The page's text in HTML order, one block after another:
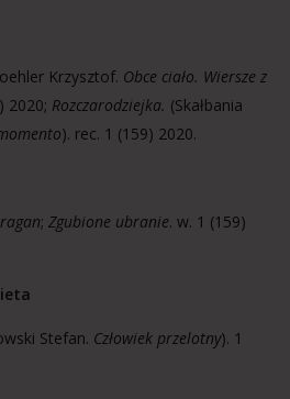
Krzysztof. Obce ciało. Wiersze z
2020; Rozczarodziejka. (Skałbania
). rec. 1 (159) 2020.
; Zgubione ubranie. w. 1 (159)
Stefan. Człowiek przelotny). 1